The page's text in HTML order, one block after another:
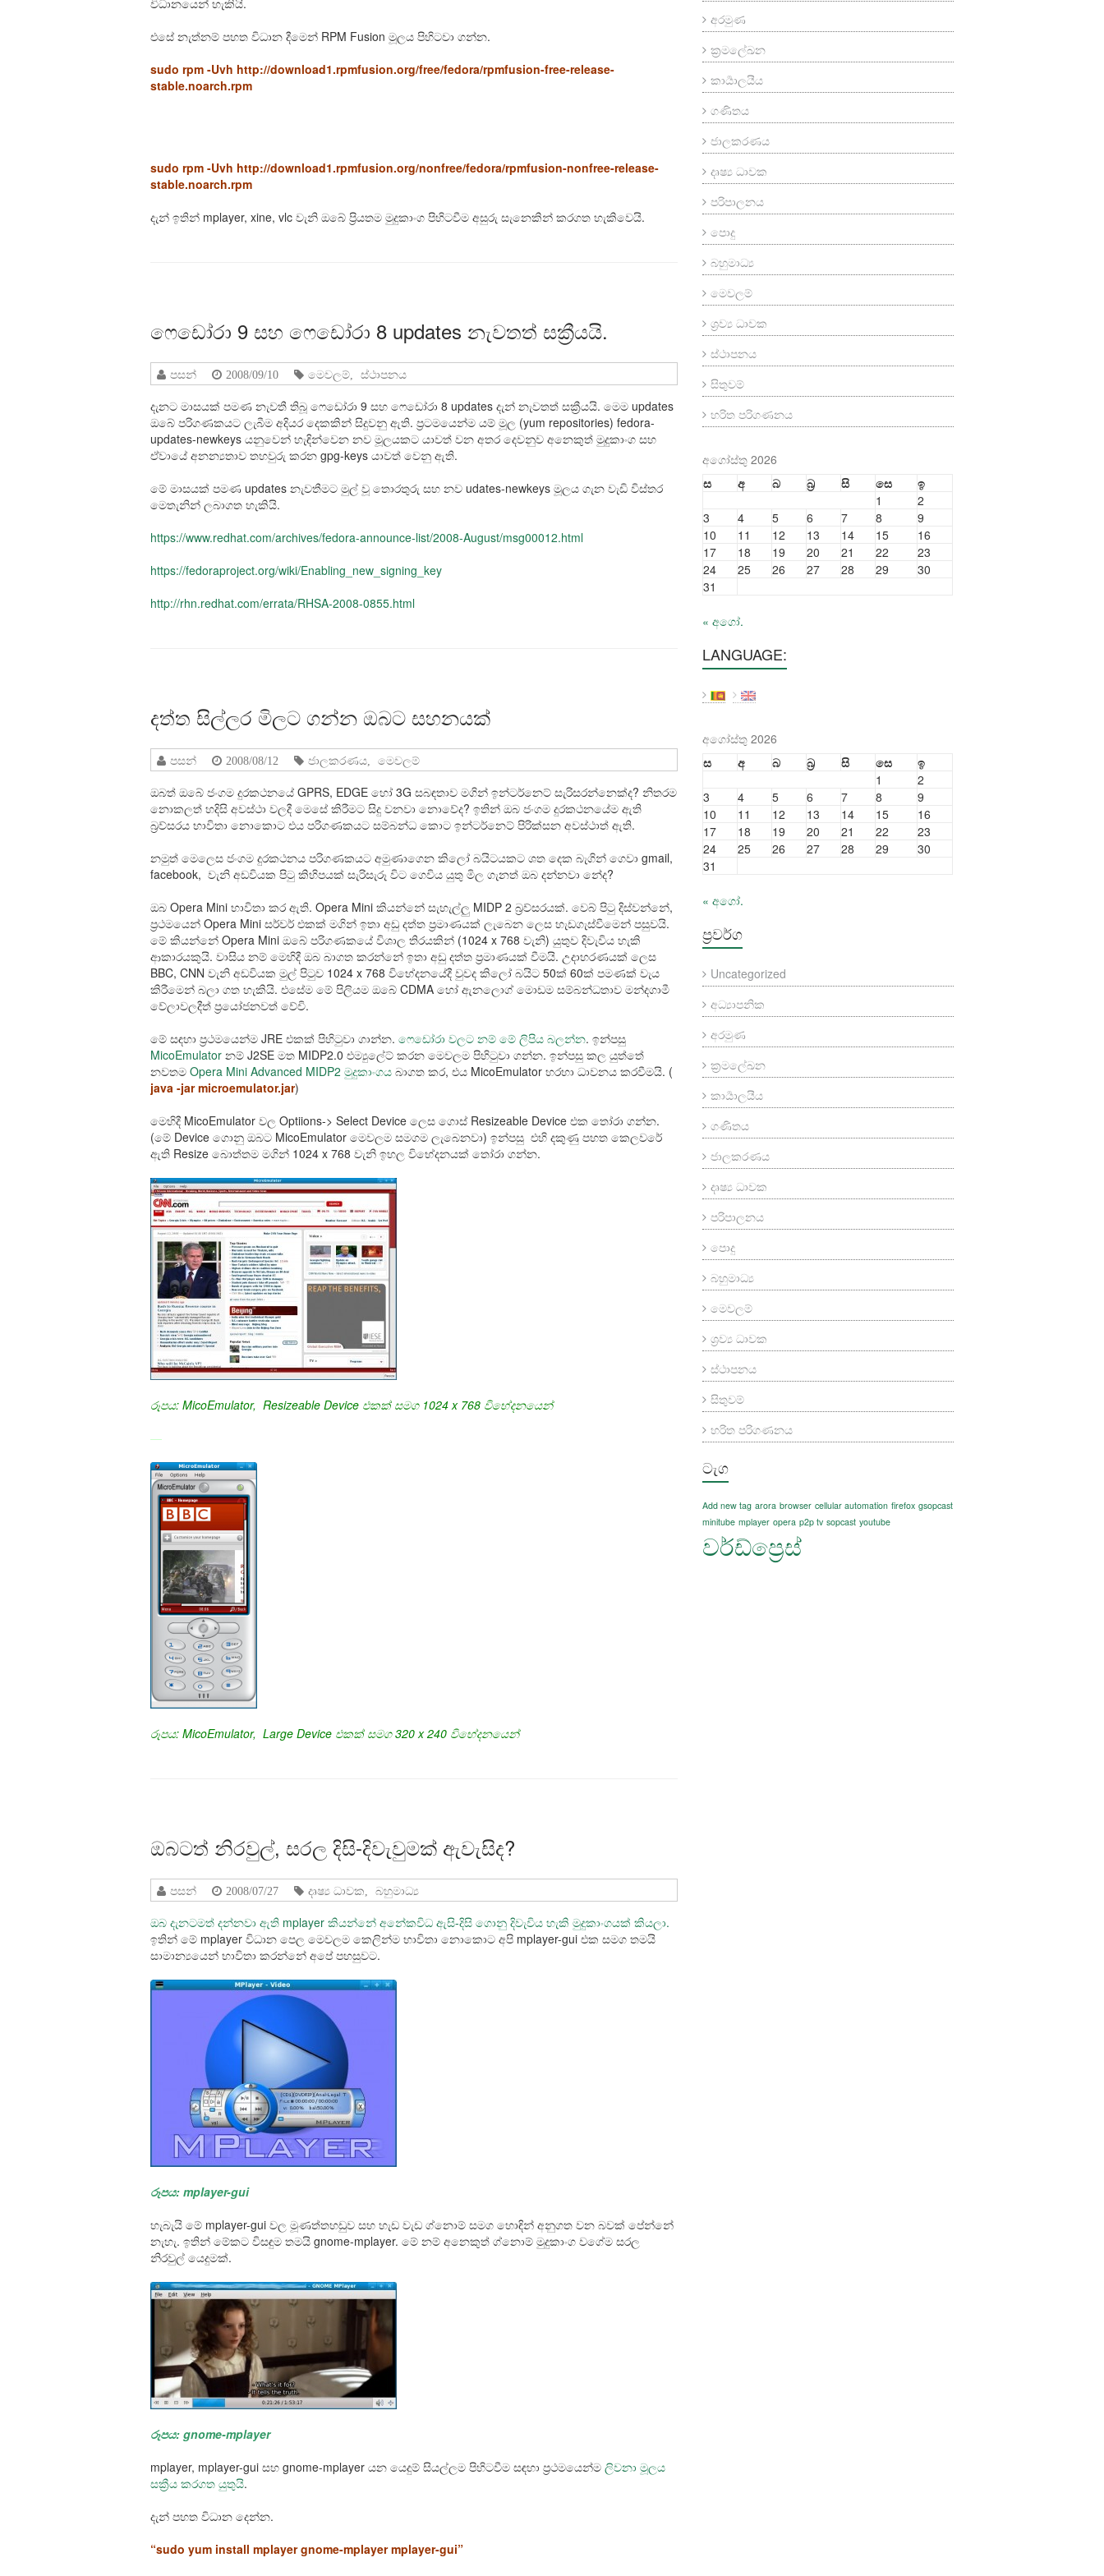
විධානයෙන් හැකියි.
එසේ නැත්නම් පහත විධාන දීමෙන් RPM Fusion මූලය පිහිටවා ගන්න.
sudo rpm -Uvh http://download1.rpmfusion.org/free/fedora/rpmfusion-free-release-
stable.noarch.rpm
sudo rpm -Uvh http://download1.rpmfusion.org/nonfree/fedora/rpmfusion-nonfree-release-
stable.noarch.rpm
දැන් ඉතින් mplayer, xine, vlc වැනි ඔබේ ප්‍රියතම මුදුකාංග පිහිටවීම අසුරු සැනෙකින් කරගත හැකිවෙයි.
ෆෙඩෝරා 9 සහ ෆෙඩෝරා 8 updates නැවතත් සක්‍රීයයි.
පසන් 2008/09/10 මෙවලම් ස්ථාපනය
දැනට මාසයක් පමණ නැවතී තිබූ ෆෙඩෝරා 9 සහ ෆෙඩෝරා 8 updates දැන් නැවතත් සක්‍රීයයි. මෙම updates
ඔබේ පරිගණකයට ලැබීම අදියර දෙකකින් සිදුවනු ඇති. ප්‍රටමයෙන්ම යම් මූල (yum repositories) fedora-
updates-newkeys යනුවෙන් හැඳින්වෙන නව මූලයකට යාවත් වන අතර දෙවනුව අනෙකුත් මුදුකාංග සහ
ඒවායේ අනන්‍යතාව තහවුරු කරන gpg-keys යාවත් වෙනු ඇති.
මේ මාසයක් පමණ updates නැවතීමට මුල් වූ තොරතුරු සහ නව udates-newkeys මූලය ගැන වැඩි විස්තර
මෙතැනින් ලබාගත හැකියි.
https://www.redhat.com/archives/fedora-announce-list/2008-August/msg00012.html
https://fedoraproject.org/wiki/Enabling_new_signing_key
http://rhn.redhat.com/errata/RHSA-2008-0855.html
දත්ත සිල්ලර මිලට ගන්න ඔබට සහනයක්
පසන් 2008/08/12 ජාලකරණය මෙවලම්
ඔබත් ඔබේ ජංගම දුරකථනයේ GPRS, EDGE හෝ 3G සබඳතාව මගින් ඉන්ටර්නෙට් සැරිසරන්නෙක්ද? නිතරම
නොකලත් හදිසි අවස්ථා වලදී මෙසේ කිරීමට සිදු වනවා නොවේද? ඉතින් ඔබ ජංගම දුරකථනයේම ඇති
බ්‍රව්සරය භාවිතා නොකොට එය පරිගණකයට සම්බන්ධ කොට ඉන්ටර්නෙට් පිරික්සන අවස්ථාත් ඇති.
නමුත් මෙලෙස ජංගම දුරකථනය පරිගණකයට අමුණාගෙන කිලෝ බයිටයකට ශත දෙක බැගින් ගෙවා gmail,
facebook, වැනි අඩවියක පිටු කිහිපයක් සැරිසැරූ විට ගෙවිය යුතු මිල ගැනත් ඔබ දන්නවා නේද?
ඔබ Opera Mini භාවිතා කර ඇති. Opera Mini කියන්නේ සැහැල්ලු MIDP 2 බ්‍රව්සරයක්. වෙබ් පිටු දිස්වන්නේ,
ප්‍රථමයෙන් Opera Mini සර්වර් එකක් මගින් ඉතා අඩු දත්ත ප්‍රමාණයක් ලැබෙන ලෙස හැඩගැස්වීමෙන් පසුවයි.
මේ කියන්නේ Opera Mini ඔබේ පරිගණකයේ විශාල තිරයකින් (1024 x 768 වැනි) යුතුව දිවැවිය හැකි
ආකාරයකුයි. වාසිය නම් මෙහිදී ඔබ බාගත කරන්නේ ඉතා අඩු දත්ත ප්‍රමාණයක් වීමයි. උදාහරණයක් ලෙස
BBC, CNN වැනි අඩවියක මුල් පිටුව 1024 x 768 විභේදනයේදී වුවද කිලෝ බයිට 50ක් 60ක් පමණක් වැය
කිරීමෙන් බලා ගත හැකියි. එසේම මේ පිලියම ඔබේ CDMA හෝ ඇනලොග් මොඩම සම්බන්ධතාව මන්දගාමී
වේලාවලදීත් ප්‍රයෝජනවත් වේවි.
මේ සඳහා ප්‍රථමයෙන්ම JRE එකක් පිහිටුවා ගාන්න. ෆෙඩෝරා වලට නම් මේ ලිපිය බලන්න. ඉන්පසු
MicoEmulator නම් J2SE මත MIDP2.0 එම්‍යුලේට් කරන මෙවලම පිහිටුවා ගන්න. ඉන්පසු කල යුත්තේ
නවතම Opera Mini Advanced MIDP2 මුදුකාංගය බාගත කර, එය MicoEmulator හරහා ධාවනය කරවීමයි. (
java -jar microemulator.jar)
මෙහිදී MicoEmulator වල Optiions-> Select Device ලෙස ගොස් Resizeable Device එක තෝරා ගන්න.
(මේ Device ගොනු ඔබට MicoEmulator මෙවලම සමගම ලැබෙනවා) ඉන්පසු එහි දකුණු පහත කෙලවරේ
ඇති Resize බොත්තම මගින් 1024 x 768 වැනි ඉහල විභේදනයක් තෝරා ගන්න.
රූපය: MicoEmulator, Resizeable Device එකක් සමග 1024 x 768 විභේදනයෙන්
—
රූපය: MicoEmulator, Large Device එකක් සමග 320 x 240 විභේදනයෙන්
ඔබටත් නිරවුල්, සරල දිසි-දිවැවුමක් ඇවැසිද?
පසන් 2008/07/27 දෘෂ්‍ය ධාවක බහුමාධ්‍ය
ඔබ දැනටමත් දන්නවා ඇති mplayer කියන්නේ අනේකවිධ ඇසි-දිසි ගොනු දිවැවිය හැකි මුදුකාංගයක් කියලා.
ඉතින් මේ mplayer විධාන පෙල මෙවලම කෙලින්ම භාවිතා නොකොට අපි mplayer-gui එක සමග තමයි
සාමාන්‍යයෙන් භාවිතා කරන්නේ අපේ පහසුවට.
රූපය: mplayer-gui
හැබැයි මේ mplayer-gui වල මූණත්තහඩුව සහ හැඩ වැඩ ග්නොම් සමග හොඳින් අනුගත වන බවක් පේන්නේ
නැහැ. ඉතින් මේකට විසඳුම තමයි gnome-mplayer. මේ නම් අනෙකුත් ග්නොම් මුදුකාංග වගේම සරල
නිරවුල් යෙදුමක්.
රූපය: gnome-mplayer
mplayer, mplayer-gui සහ gnome-mplayer යන යෙදුම් සියල්ලම පිහිටවීම සඳහා ප්‍රථමයෙන්ම ලිවනා මූලය
සක්‍රීය කරගත යුතුයි.
දැන් පහත විධාන දෙන්න.
“sudo yum install mplayer gnome-mplayer mplayer-gui”
අරමුණ
ක්‍රමලේඛන
කාර්‍යාලයීය
ගණිතය
ජාලකරණය
දෘෂ්‍ය ධාවක
පරිපාලනය
පොදු
බහුමාධ්‍ය
මෙවලම්
ශ්‍රව්‍ය ධාවක
ස්ථාපනය
සිතුවම්
හරිත පරිගණනය
අගෝස්තු 2026
ස
අ බ බ්‍ර සි සෙ
ඉ
1
2
3
4 5 6 7 8
9
10
11 12 13 14 15
16
17
18 19 20 21 22
23
24
25 26 27 28 29
30
31
« අගෝ.
LANGUAGE:
අගෝස්තු 2026
ස
අ බ බ්‍ර සි සෙ
ඉ
1
2
3
4 5 6 7 8
9
10
11 12 13 14 15
16
17
18 19 20 21 22
23
24
25 26 27 28 29
30
31
« අගෝ.
ප්‍රවර්ග
Uncategorized
අධ්‍යාපනික
අරමුණ
ක්‍රමලේඛන
කාර්‍යාලයීය
ගණිතය
ජාලකරණය
දෘෂ්‍ය ධාවක
පරිපාලනය
පොදු
බහුමාධ්‍ය
මෙවලම්
ශ්‍රව්‍ය ධාවක
ස්ථාපනය
සිතුවම්
හරිත පරිගණනය
ටැග
Add new tag arora browser cellular automation firefox gsopcast
minitube mplayer opera p2p tv sopcast youtube
වර්ඩ්ප්‍රෙස්